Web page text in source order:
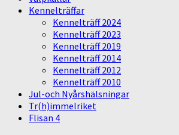
Kennelträffar
Kennelträff 2024
Kennelträff 2023
Kennelträff 2019
Kennelträff 2014
Kennelträff 2012
Kennelträff 2010
Jul-och Nyårshälsningar
Tr(h)immelriket
Flisan 4